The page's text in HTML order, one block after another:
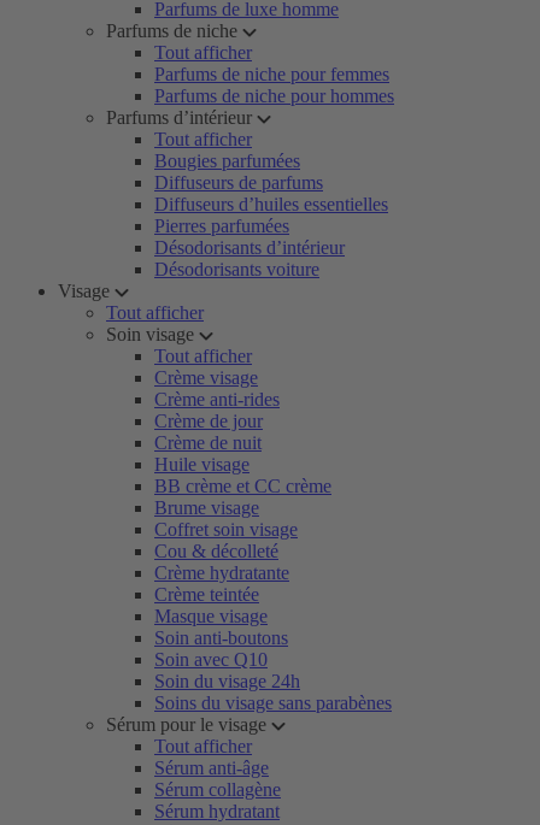
Parfums de luxe homme
Parfums de niche
Tout afficher
Parfums de niche pour femmes
Parfums de niche pour hommes
Parfums d’intérieur
Tout afficher
Bougies parfumées
Diffuseurs de parfums
Diffuseurs d’huiles essentielles
Pierres parfumées
Désodorisants d’intérieur
Désodorisants voiture
Visage
Tout afficher
Soin visage
Tout afficher
Crème visage
Crème anti-rides
Crème de jour
Crème de nuit
Huile visage
BB crème et CC crème
Brume visage
Coffret soin visage
Cou & décolleté
Crème hydratante
Crème teintée
Masque visage
Soin anti-boutons
Soin avec Q10
Soin du visage 24h
Soins du visage sans parabènes
Sérum pour le visage
Tout afficher
Sérum anti-âge
Sérum collagène
Sérum hydratant